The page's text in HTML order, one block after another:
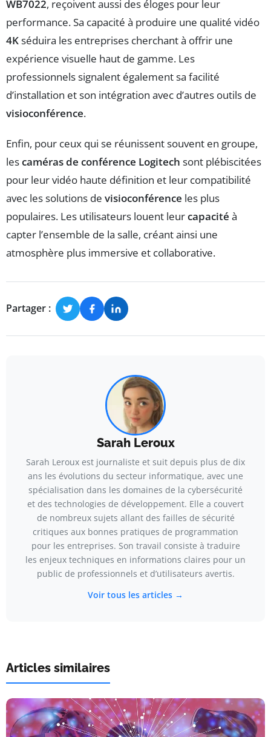
WB7022, reçoivent aussi des éloges pour leur
performance. Sa capacité à produire une qualité vidéo
4Kséduira les entreprises cherchant à offrir une
expérience visuelle haut de gamme. Les
professionnels signalent également sa facilité
d’installation et son intégration avec d’autres outils de
visioconférence.
Enfin, pour ceux qui se réunissent souvent en groupe,
lescaméras de conférence Logitech sont plébiscitées
pour leur vidéo haute définition et leur compatibilité
avec les solutions de visioconférence les plus
populaires. Les utilisateurs louent leurcapacité à
capter l’ensemble de la salle, créant ainsi une
atmosphère plus immersive et collaborative.
Partager :
Sarah Leroux
Sarah Leroux est journaliste et suit depuis plus de dix
ans les évolutions du secteur informatique, avec une
spécialisation dans les domaines de la cybersécurité
et des technologies de développement. Elle a couvert
de nombreux sujets allant des failles de sécurité
critiques aux bonnes pratiques de programmation
pour les entreprises. Son travail consiste à traduire
les enjeux techniques en informations claires pour un
public de professionnels et d’utilisateurs avertis.
Voir tous les articles →
Articles similaires